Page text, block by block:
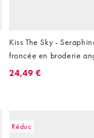
Kiss The Sky -
froncée en broderie
24,49 €
Réduc